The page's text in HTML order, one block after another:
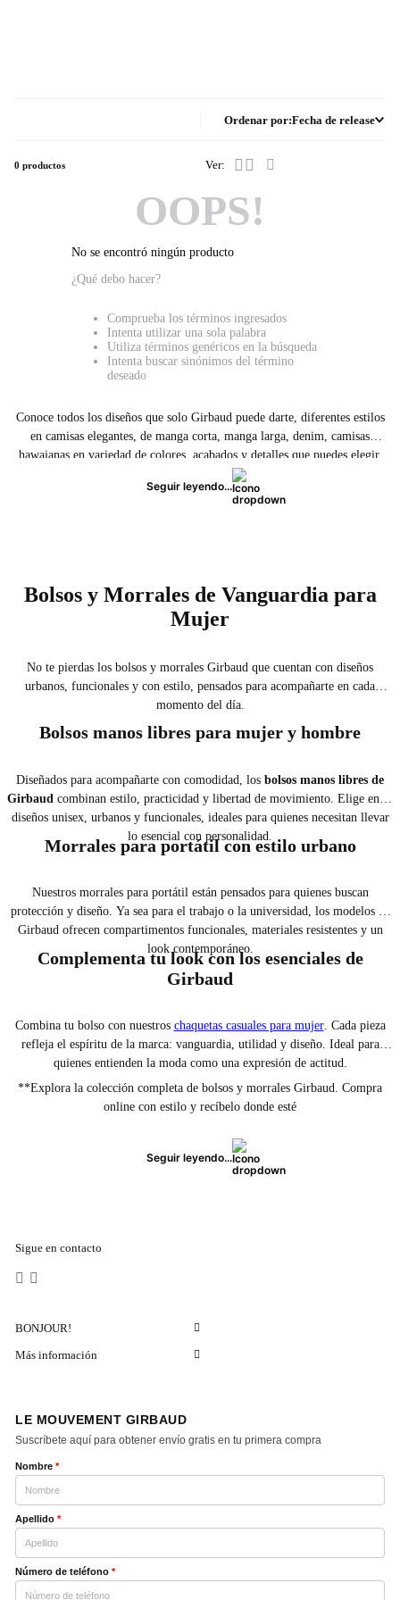
Ordenar por Fecha de release
0 productos
OOPS!
No se encontró ningún producto
¿Qué debo hacer?
Comprueba los términos ingresados
Intenta utilizar una sola palabra
Utiliza términos genéricos en la búsqueda
Intenta buscar sinónimos del término
deseado
Conoce todos los diseños que solo Girbaud puede darte, diferentes estilos
en camisas elegantes, de manga corta, manga larga, denim, camisas
hawaianas en variedad de colores, acabados y detalles que puedes elegir.
Marca la diferencia y lleva en tu camisa lo mejor de la moda francesa a
donde quiera que vayas. ¡Compra ya!
Seguir leyendo...
Bolsos y Morrales de Vanguardia para
Mujer
No te pierdas los bolsos y morrales Girbaud que cuentan con diseños
urbanos, funcionales y con estilo, pensados para acompañarte en cada
momento del día.
Bolsos manos libres para mujer y hombre
Diseñados para acompañarte con comodidad, los bolsos manos libres de
Girbaud combinan estilo, practicidad y libertad de movimiento. Elige entre
diseños unisex, urbanos y funcionales, ideales para quienes necesitan llevar
lo esencial con personalidad.
Morrales para portátil con estilo urbano
Nuestros morrales para portátil están pensados para quienes buscan
protección y diseño. Ya sea para el trabajo o la universidad, los modelos de
Girbaud ofrecen compartimentos funcionales, materiales resistentes y un
look contemporáneo.
Complementa tu look con los esenciales de
Girbaud
Combina tu bolso con nuestros chaquetas casuales para mujer. Cada pieza
refleja el espíritu de la marca: vanguardia, utilidad y diseño. Ideal para
quienes entienden la moda como una expresión de actitud.
**Explora la colección completa de bolsos y morrales Girbaud. Compra
online con estilo y recíbelo donde esté
Seguir leyendo...
Sigue en contacto
BONJOUR!
Más información
LE MOUVEMENT GIRBAUD
Suscríbete aquí para obtener envío gratis en tu primera compra
Nombre *
Apellido *
Número de teléfono *